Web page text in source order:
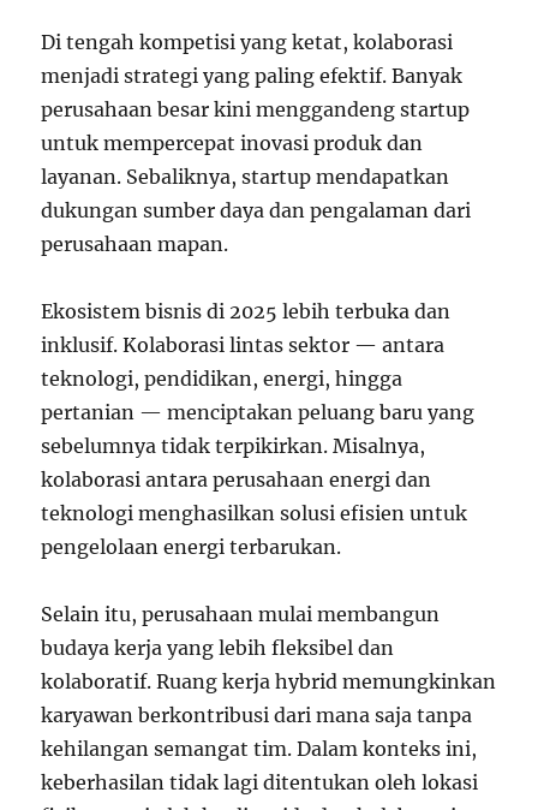
Di tengah kompetisi yang ketat, kolaborasi
menjadi strategi yang paling efektif. Banyak
perusahaan besar kini menggandeng startup
untuk mempercepat inovasi produk dan
layanan. Sebaliknya, startup mendapatkan
dukungan sumber daya dan pengalaman dari
perusahaan mapan.
Ekosistem bisnis di 2025 lebih terbuka dan
inklusif. Kolaborasi lintas sektor — antara
teknologi, pendidikan, energi, hingga
pertanian — menciptakan peluang baru yang
sebelumnya tidak terpikirkan. Misalnya,
kolaborasi antara perusahaan energi dan
teknologi menghasilkan solusi efisien untuk
pengelolaan energi terbarukan.
Selain itu, perusahaan mulai membangun
budaya kerja yang lebih fleksibel dan
kolaboratif. Ruang kerja hybrid memungkinkan
karyawan berkontribusi dari mana saja tanpa
kehilangan semangat tim. Dalam konteks ini,
keberhasilan tidak lagi ditentukan oleh lokasi